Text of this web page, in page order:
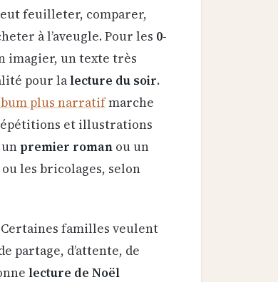
feuilleter, comparer,
à l’aveugle. Pour les 0-
imagier, un texte très
pour lalecture du soir.
plus narratifmarche
et illustrations
premier roman ou un
les bricolages, selon
familles veulent
partage, d’attente, de
lecture de Noël